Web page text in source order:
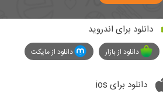
دانلود برای اندروید
دانلود از بازار دانلود از مایکت
دانلود برای ios